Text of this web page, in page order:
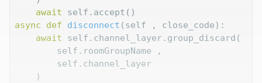
await
async
def disconnect (self , close_code ):
await self.channel_layer.group_discard(